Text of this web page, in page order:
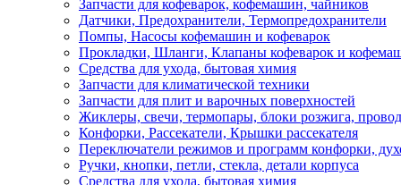
Запчасти для кофеварок, кофемашин, чайников
Датчики, Предохранители, Термопредохранители
Помпы, Насосы кофемашин и кофеварок
Прокладки, Шланги, Клапаны кофеварок и
Средства для ухода, бытовая химия
Запчасти для климатической техники
Запчасти для плит и варочных поверхностей
Жиклеры, свечи, термопары, блоки розжига,
Конфорки, Рассекатели, Крышки рассекателя
Переключатели режимов и программ конфорки,
Ручки, кнопки, петли, стекла, детали корпуса
Средства для ухода, бытовая химия